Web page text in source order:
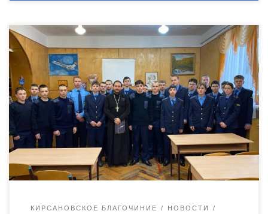
14 января настоятель Космодамиановского храма города
Кирсанов священник Сергий Богданов встретился с
курсантами Кирсановского авиационно-технического
колледжа. Отец Сергий поговорил с ребятами на тему
праздника Обрезание Господня — (новый год по старому
стилю). Также батюшка рассказал молодым людям о
празднике Крещение Господне и традиции купаться в
проруби. В завершении беседы учащиеся колледжа получили
КИРСАНОВСКОЕ БЛАГОЧИНИЕ НОВОСТИ